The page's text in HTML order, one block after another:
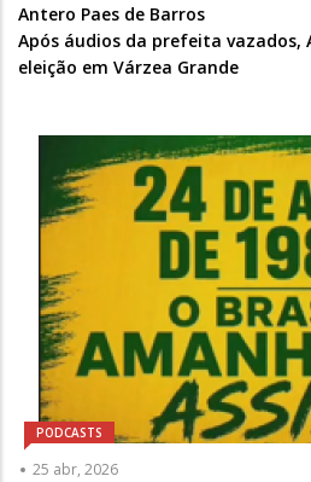
ou
Chamada
-
Antero Paes de Barros
Após áudios da prefeita vazados,
eleição em Várzea Grande
PODCASTS
25 abr, 2026